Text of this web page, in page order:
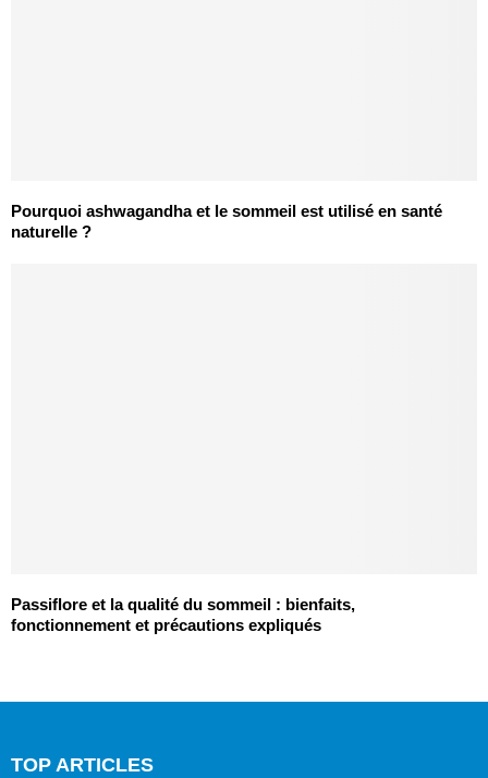
Pourquoi ashwagandha et le sommeil est utilisé en santé
naturelle ?
Passiflore et la qualité du sommeil : bienfaits,
fonctionnement et précautions expliqués
TOP ARTICLES